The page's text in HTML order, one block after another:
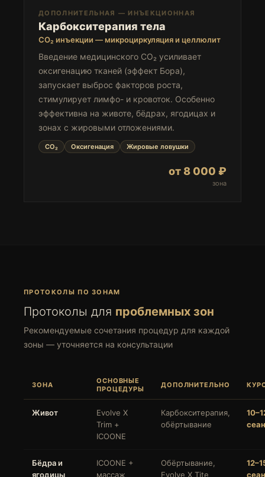
ДОПОЛНИТЕЛЬНАЯ — ИНЪЕКЦИОННАЯ
Карбокситерапия тела
CO₂ инъекции — микроциркуляция и целлюлит
Введение медицинского CO₂ усиливает
оксигенацию тканей (эффект Бора),
запускает выброс факторов роста,
стимулирует лимфо- и кровоток. Особенно
эффективна на животе, бёдрах, ягодицах и
зонах с жировыми отложениями.
CO₂ Оксигенация Жировые ловушки
от 8 000 ₽
зона
ПРОТОКОЛЫ ПО ЗОНАМ
Протоколы для проблемных зон
Рекомендуемые сочетания процедур для каждой
зоны — уточняется на консультации
ЗОНА
ОСНОВНЫЕ
ПРОЦЕДУРЫ
ДОПОЛНИТЕЛЬНО
Живот
Evolve X
Trim +
ICOONE
Карбокситерапия,
обёртывание
Бёдра и
ягодицы
ICOONE +
массаж
Обёртывание,
Evolve X Tite